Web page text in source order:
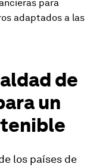
para
adaptados a las
de
un
los países de